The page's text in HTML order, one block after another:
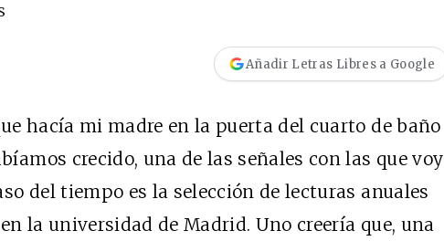
Añadir Letras Libres a Google
hacía mi madre en la puerta del cuarto de baño
crecido, una de las señales con las que voy
del tiempo es la selección de lecturas anuales
la universidad de Madrid. Uno creería que, una